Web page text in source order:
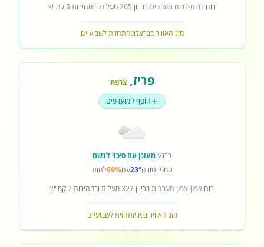
רוח דרום-דרום מערביתבכיוון 205מעלות ובמהירות 5 קמ"ש
מזג האוויר בברצלונהתחזית לשבועיים
פריז,צרפת
הוסף למועדפים
כרגעמעונן עם סיכוי לגשם
טמפרטורה23°עם69%לחות
רוח צפון-צפון מערביתבכיוון327מעלות ובמהירות7קמ"ש
מזג האוויר בפריזתחזית לשבועיים